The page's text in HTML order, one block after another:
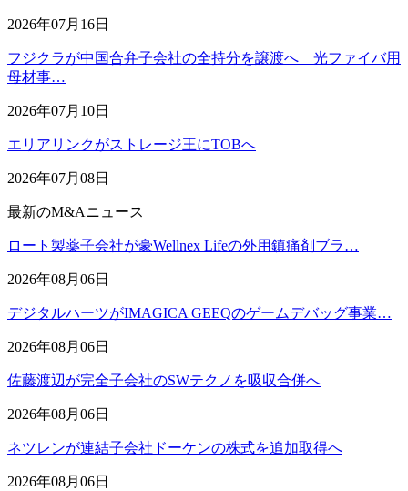
2026年07月16日
フジクラが中国合弁子会社の全持分を譲渡へ 光ファイバ用
母材事…
2026年07月10日
エリアリンクがストレージ王にTOBへ
2026年07月08日
最新のM&Aニュース
ロート製薬子会社が豪Wellnex Lifeの外用鎮痛剤ブラ…
2026年08月06日
デジタルハーツがIMAGICA GEEQのゲームデバッグ事業…
2026年08月06日
佐藤渡辺が完全子会社のSWテクノを吸収合併へ
2026年08月06日
ネツレンが連結子会社ドーケンの株式を追加取得へ
2026年08月06日